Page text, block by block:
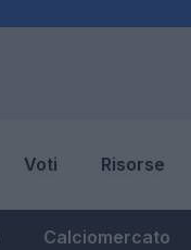
Voti Risorse
Calciomercato